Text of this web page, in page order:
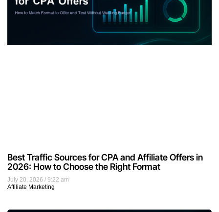
July 20, 2026
9:22 am
Affiliate Marketing
Best Traffic Sources for CPA and Affiliate Offers in
2026: How to Choose the Right Format